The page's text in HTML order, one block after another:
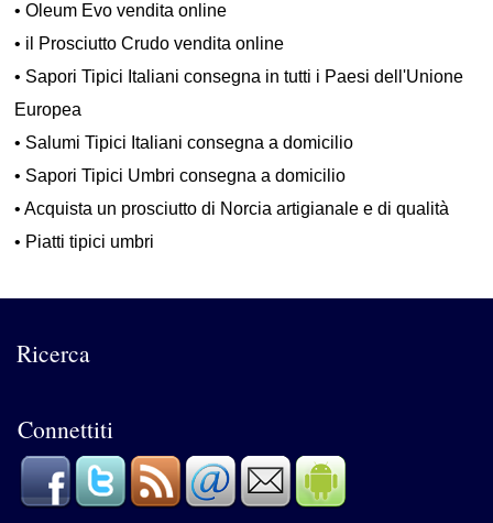
•Oleum Evo vendita online
• il Prosciutto Crudo vendita online
• Sapori Tipici Italiani consegna in tutti i Paesi dell'Unione
Europea
• Salumi Tipici Italiani consegna a domicilio
• Sapori Tipici Umbri consegna a domicilio
•Acquista un prosciutto di Norcia artigianale e di qualità
• Piatti tipici umbri
Ricerca
Connettiti